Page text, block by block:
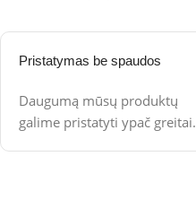
Pristatymas be spaudos
Daugumą mūsų produktų
galime pristatyti ypač greitai.